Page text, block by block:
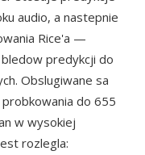
audio, a nastepnie
Rice'a —
predykcji do
Obslugiwane sa
do 655
w wysokiej
rozlegla: